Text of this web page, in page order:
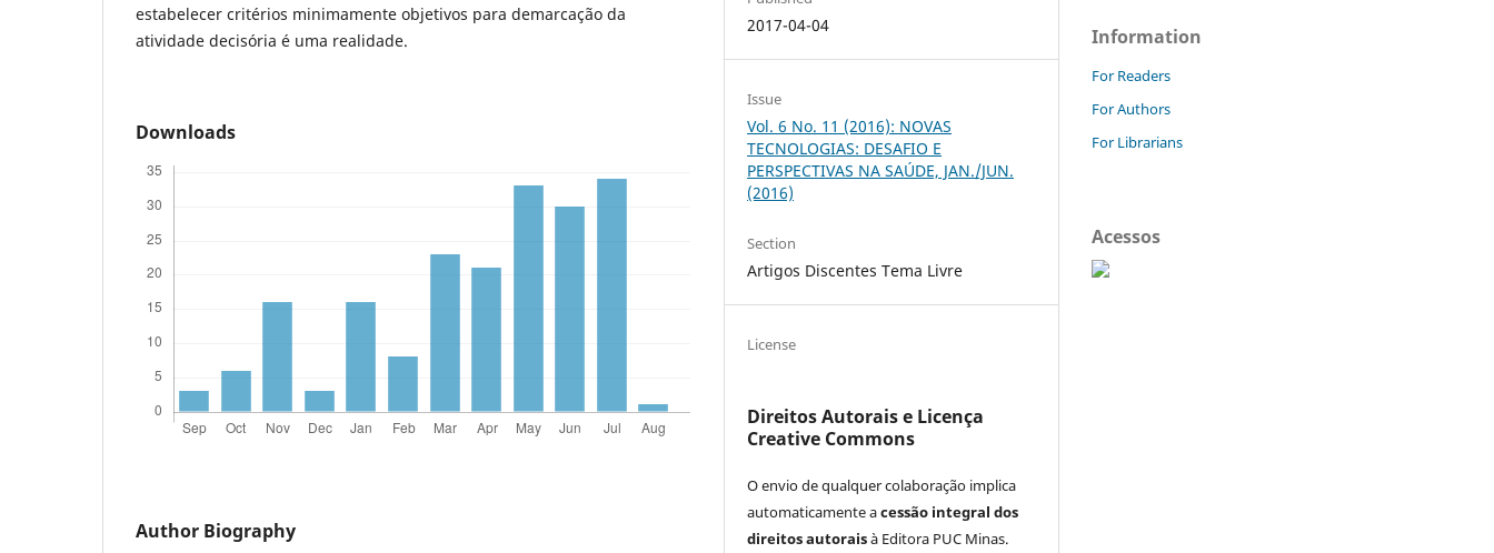
estabelecer critérios minimamente objetivos para demarcação da
atividade decisória é uma realidade.
Downloads
Author Biography
2017-04-04
Issue
Vol. 6 No. 11 (2016): NOVAS
TECNOLOGIAS: DESAFIO E
PERSPECTIVAS NA SAÚDE, JAN./JUN.
(2016)
Section
Artigos Discentes Tema Livre
License
Direitos Autorais e Licença
Creative Commons
O envio de qualquer colaboração implica
automaticamente acessão integral dos
direitos autoraisà Editora PUC Minas.
Information
For Readers
For Authors
For Librarians
Acessos